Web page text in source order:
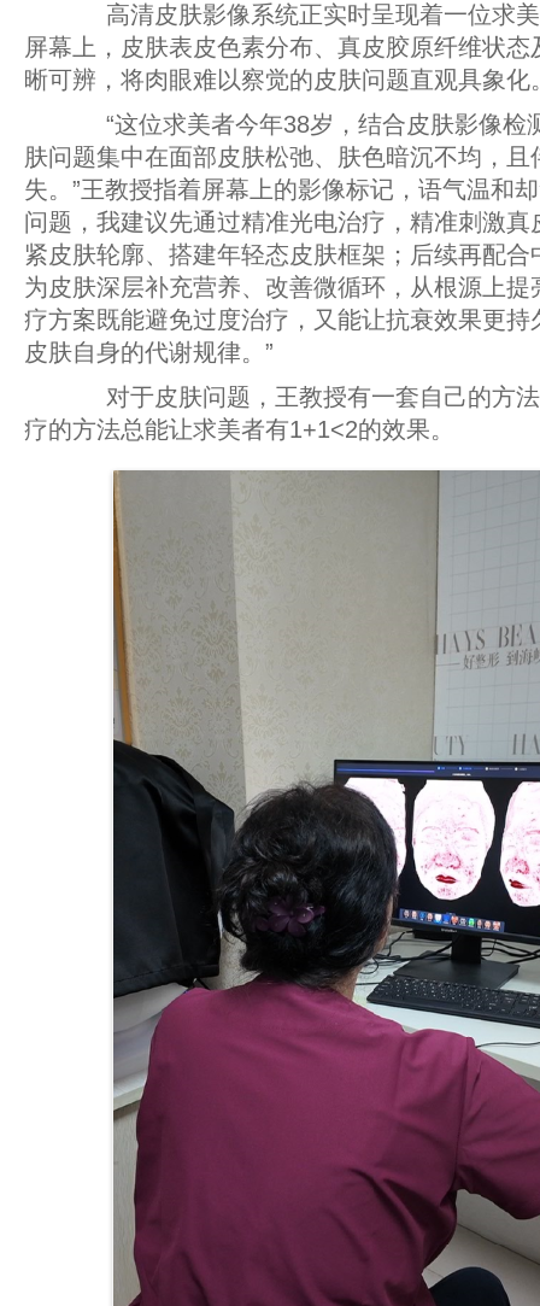
高清皮肤影像系统正实时呈现着一位求美
屏幕上，皮肤表皮色素分布、真皮胶原纤维状
晰可辨，将肉眼难以察觉的皮肤问题直观具象化
“这位求美者今年38岁，结合皮肤影像检
肤问题集中在面部皮肤松弛、肤色暗沉不均，且
失。”王教授指着屏幕上的影像标记，语气温和
问题，我建议先通过精准光电治疗，精准刺激真
紧皮肤轮廓、搭建年轻态皮肤框架；后续再配合
为皮肤深层补充营养、改善微循环，从根源上提
疗方案既能避免过度治疗，又能让抗衰效果更持
皮肤自身的代谢规律。”
对于皮肤问题，王教授有一套自己的方法
疗的方法总能让求美者有1+1<2的效果。